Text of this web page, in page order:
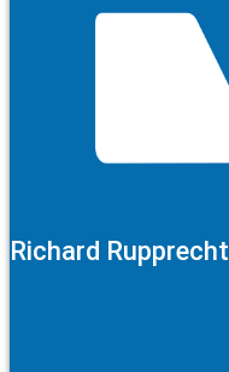
Richard Rupprecht